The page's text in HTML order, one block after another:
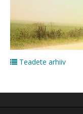
Teadete arhiiv